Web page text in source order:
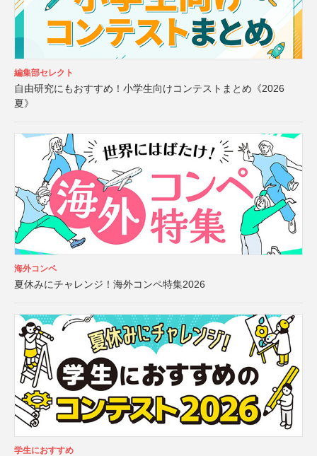
編集部セレクト
自由研究にもおすすめ！小学生向けコンテストまとめ《2026
夏》
海外コンペ
夏休みにチャレンジ！海外コンペ特集2026
学生におすすめ